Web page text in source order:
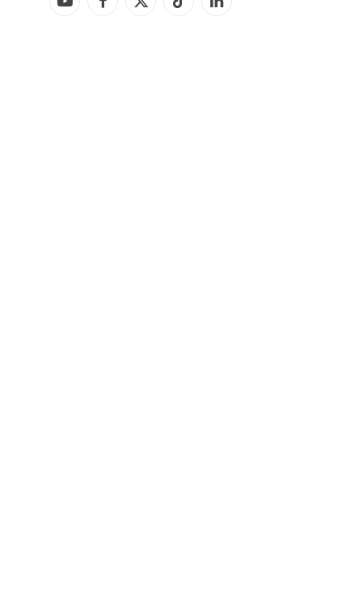
YouTubeFacebook
X
TikTok LinkedIn